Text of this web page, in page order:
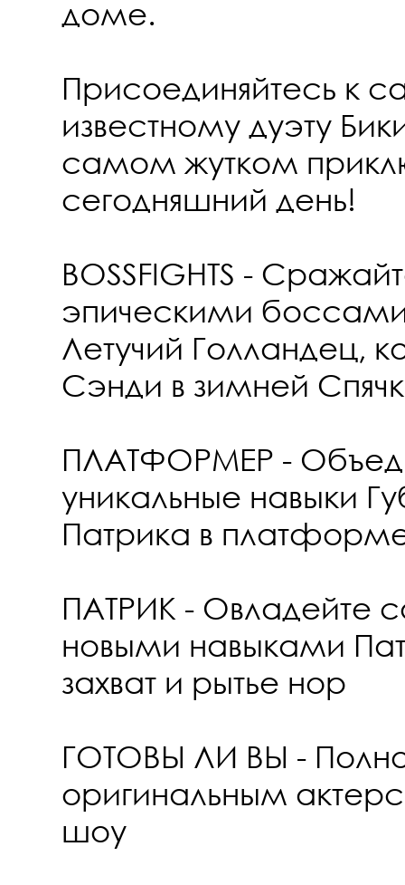
доме.
Присоединяйтесь к
известному дуэту
самом жутком
сегодняшний день!
BOSSFIGHTS -
эпическими
Летучий Голландец,
Сэнди в зимней
ПЛАТФОРМЕР -
уникальные навыки
Патрика в
ПАТРИК - Овладейте
новыми навыками
захват и рытье нор
ГОТОВЫ ЛИ ВЫ -
оригинальным
шоу